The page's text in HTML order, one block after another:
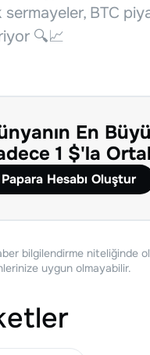
BTC
🔍📈
En
1 $'la
Papara Hesabı Oluştur
bilgilendirme niteliğinde
uygun olmayabilir.